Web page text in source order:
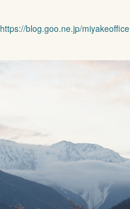
https://blog.goo.ne.jp/miyakeoffice